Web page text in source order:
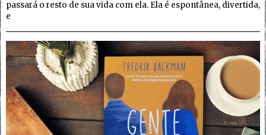
passará o resto de sua vida com ela. Ela é espontânea, divertida,
e